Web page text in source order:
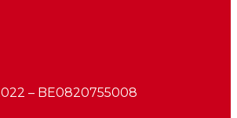
– BE0820755008